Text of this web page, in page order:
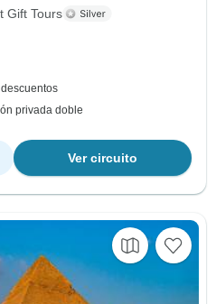
Gift Tours
privada doble
Ver circuito